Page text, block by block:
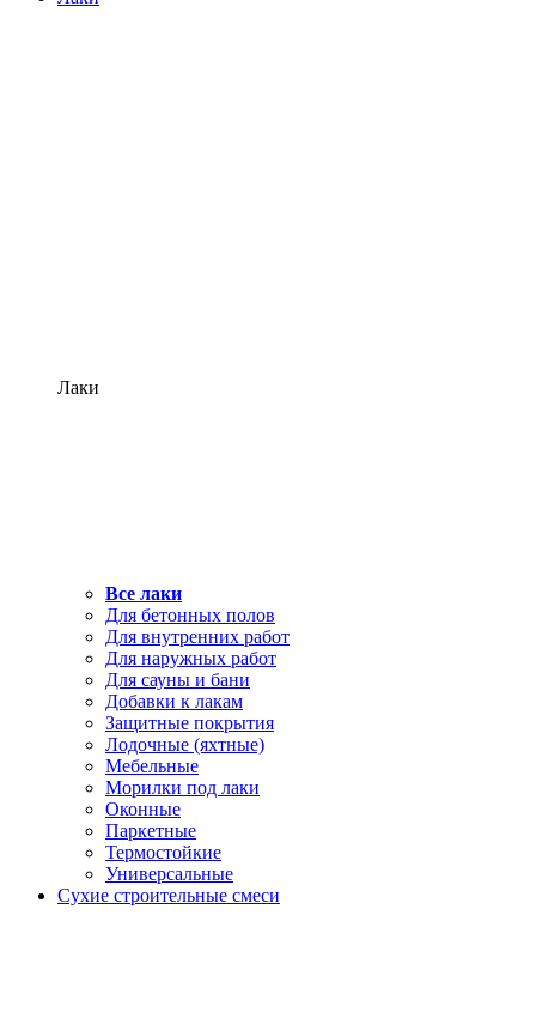
Лаки
Все лаки
Для бетонных полов
Для внутренних работ
Для наружных работ
Для сауны и бани
Добавки к лакам
Защитные покрытия
Лодочные (яхтные)
Мебельные
Морилки под лаки
Оконные
Паркетные
Термостойкие
Универсальные
Сухие строительные смеси